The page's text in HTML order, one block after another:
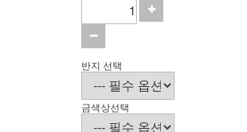
반지 선택
금색상선택